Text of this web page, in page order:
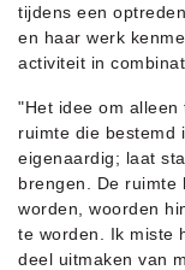
tijdens een
en haar werk
activiteit in
"Het idee om
ruimte die bestemd
eigenaardig; laat
brengen. De ruimte
worden, woorden
te worden. Ik miste
deel uitmaken van